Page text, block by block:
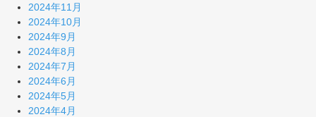
2024年11月
2024年10月
2024年9月
2024年8月
2024年7月
2024年6月
2024年5月
2024年4月